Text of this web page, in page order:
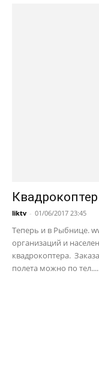
liktv - 01/06/2017 23:45
Теперь и в Рыбнице.
организаций и
квадрокоптера.
полета можно по тел....